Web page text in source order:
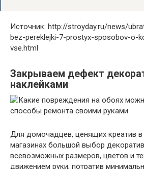
Источник: http://stroyday.ru/news/
bez-pereklejki-7-prostyx-sposobov-o-
vse.html
Закрываем дефект
наклейками
Для домочадцев, ценящих креатив в
магазинах большой выбор
всевозможных размеров, цветов и
движением руки, потратив